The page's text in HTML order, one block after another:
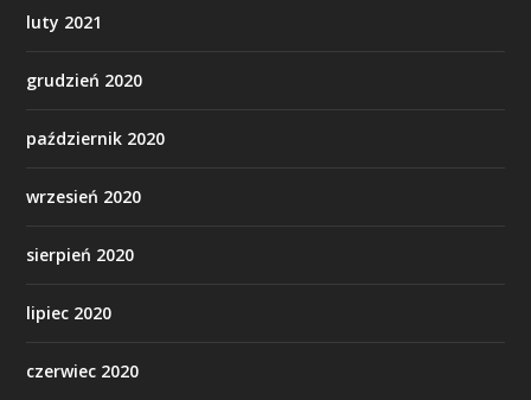
luty 2021
grudzień 2020
październik 2020
wrzesień 2020
sierpień 2020
lipiec 2020
czerwiec 2020